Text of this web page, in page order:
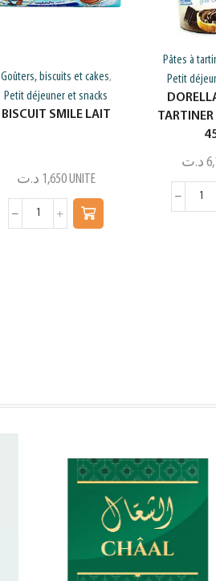
Goûters, biscuits et cakes,
Petit déjeuner et snacks
BISCUIT SMILE LAIT
1,650 د.ت UNITE
Pâtes à
Petit
د.ت